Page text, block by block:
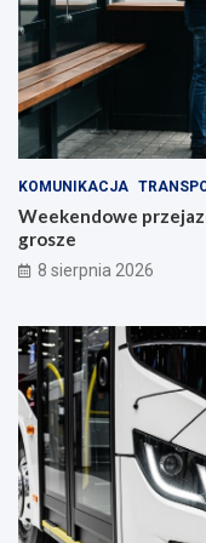
o
n
y
w
S
t
w
c
z
y
e
a
c
h
!
KOMUNIKACJA
Weekendowe
grosze
8 sierpnia 2026